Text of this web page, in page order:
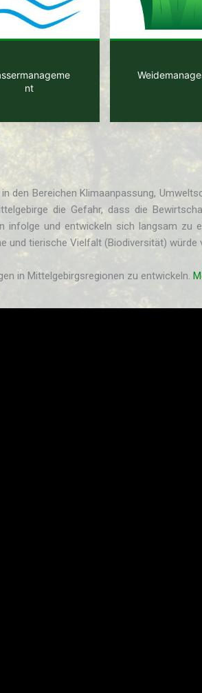
nt
den Bereichen Klimaanpassung,
die Gefahr, dass die
infolge und entwickeln sich langsam zu
tierische Vielfalt (Biodiversität) würde
in Mittelgebirgsregionen zu entwickeln.